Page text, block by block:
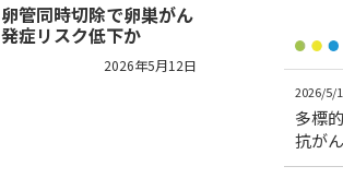
卵管同時切除で卵巣がん
発症リスク低下か
2026年5月12日
2026/5/
多標
抗が